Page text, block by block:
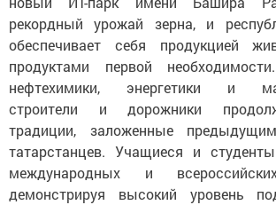
рекордный урожай зерна, и
обеспечивает себя продукцией
продуктами первой
нефтехимики, энергетики и
строители и дорожники
традиции, заложенные
татарстанцев. Учащиеся и
международных и
демонстрируя высокий уровень